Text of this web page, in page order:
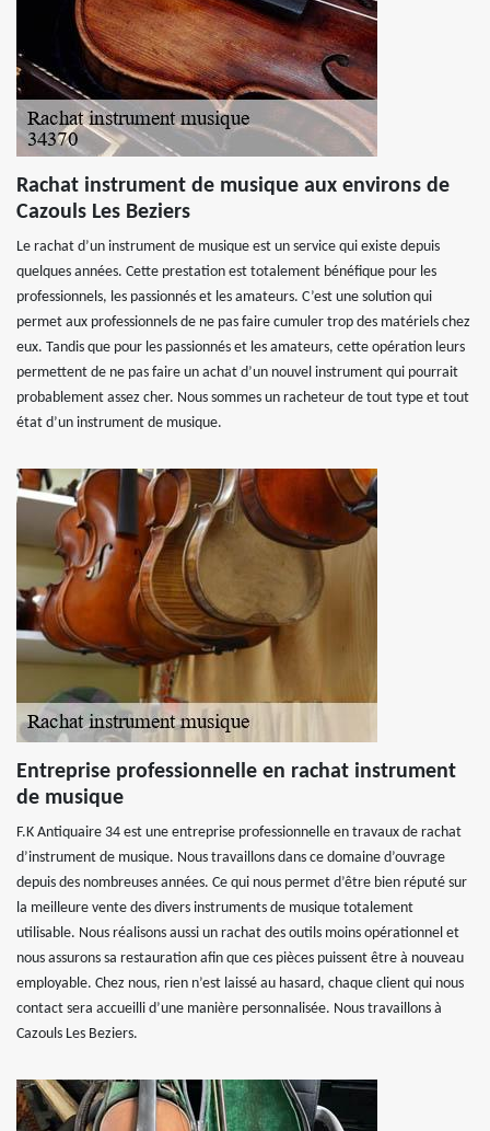
Rachat instrument de musique aux environs de
Cazouls Les Beziers
Le rachat d’un instrument de musique est un service qui existe depuis
quelques années. Cette prestation est totalement bénéfique pour les
professionnels, les passionnés et les amateurs. C’est une solution qui
permet aux professionnels de ne pas faire cumuler trop des matériels chez
eux. Tandis que pour les passionnés et les amateurs, cette opération leurs
permettent de ne pas faire un achat d’un nouvel instrument qui pourrait
probablement assez cher. Nous sommes un racheteur de tout type et tout
état d’un instrument de musique.
Entreprise professionnelle en rachat instrument
de musique
F.K Antiquaire 34 est une entreprise professionnelle en travaux de rachat
d’instrument de musique. Nous travaillons dans ce domaine d’ouvrage
depuis des nombreuses années. Ce qui nous permet d’être bien réputé sur
la meilleure vente des divers instruments de musique totalement
utilisable. Nous réalisons aussi un rachat des outils moins opérationnel et
nous assurons sa restauration afin que ces pièces puissent être à nouveau
employable. Chez nous, rien n’est laissé au hasard, chaque client qui nous
contact sera accueilli d’une manière personnalisée. Nous travaillons à
Cazouls Les Beziers.